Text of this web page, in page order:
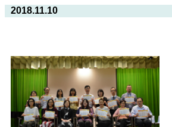
2018.11.10